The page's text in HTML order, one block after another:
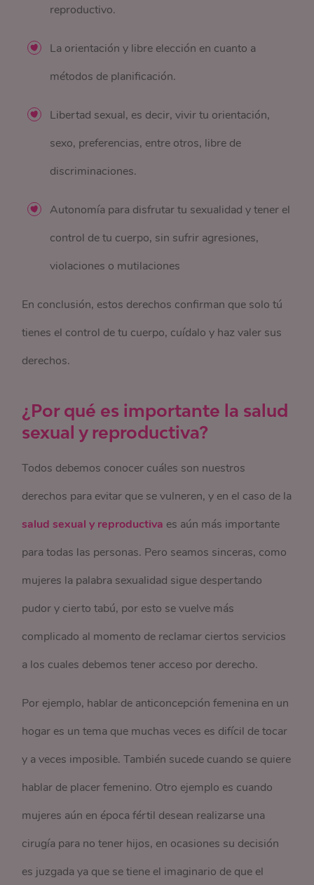
reproductivo.
La orientación y libre elección en cuanto a
métodos de planificación.
Libertad sexual, es decir, vivir tu orientación,
sexo, preferencias, entre otros, libre de
discriminaciones.
Autonomía para disfrutar tu sexualidad y tener el
control de tu cuerpo, sin sufrir agresiones,
violaciones o mutilaciones
En conclusión, estos derechos confirman que solo tú
tienes el control de tu cuerpo, cuídalo y haz valer sus
derechos.
¿Por qué es importante la salud
sexual y reproductiva?
Todos debemos conocer cuáles son nuestros
derechos para evitar que se vulneren, y en el caso de la
salud sexual y reproductiva es aún más importante
para todas las personas. Pero seamos sinceras, como
mujeres la palabra sexualidad sigue despertando
pudor y cierto tabú, por esto se vuelve más
complicado al momento de reclamar ciertos servicios
a los cuales debemos tener acceso por derecho.
Por ejemplo, hablar de anticoncepción femenina en un
hogar es un tema que muchas veces es difícil de tocar
y a veces imposible. También sucede cuando se quiere
hablar de placer femenino. Otro ejemplo es cuando
mujeres aún en época fértil desean realizarse una
cirugía para no tener hijos, en ocasiones su decisión
es juzgada ya que se tiene el imaginario de que el